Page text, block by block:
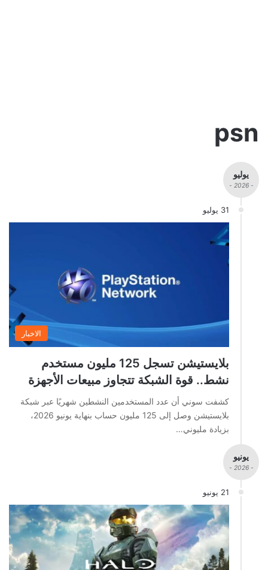
psn
يوليو
- 2026 -
31 يوليو
الاخبار
بلايستيشن تسجل 125 مليون مستخدم
نشط.. قوة الشبكة تتجاوز مبيعات الأجهزة
كشفت سوني أن عدد المستخدمين النشطين شهريًا عبر شبكة
بلايستيشن وصل إلى 125 مليون حساب بنهاية يونيو 2026،
بزيادة مليوني…
يونيو
- 2026 -
21 يونيو